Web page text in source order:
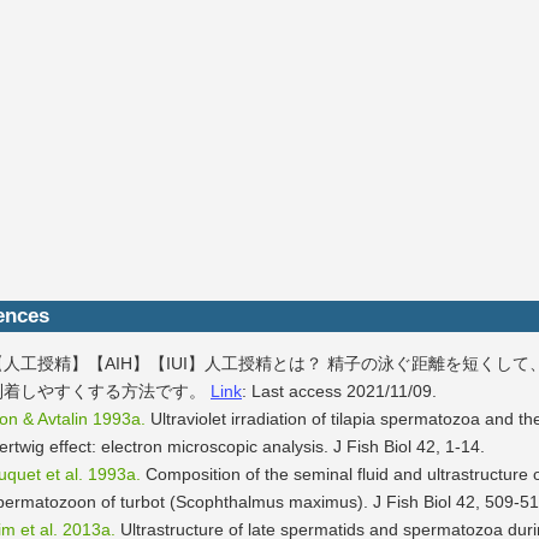
人工授精】【AIH】【IUI】人工授精とは？ 精子の泳ぐ距離を短くして
着しやすくする方法です。 Link: Last access 2021/11/09.
& Avtalin 1993a.
Ultraviolet irradiation of tilapia spermatozoa and
effect: electron microscopic analysis. J Fish Biol 42, 1-14.
et al. 1993a. Composition of the seminal fluid and ultrastructure
of turbot (Scophthalmus maximus). J Fish Biol 42, 509-
et al. 2013a.
Ultrastructure of late spermatids and spermatozoa